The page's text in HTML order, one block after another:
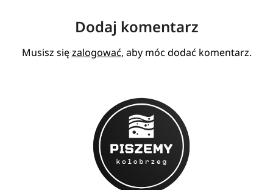
Dodaj komentarz
Musisz sięzalogować, aby móc dodać komentarz.